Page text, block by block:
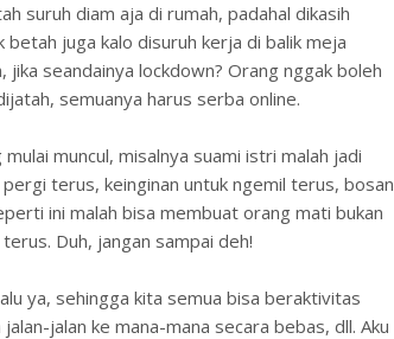
suruh diam aja di rumah, padahal dikasih
juga kalo disuruh kerja di balik meja
jika seandainya lockdown? Orang nggak boleh
semuanya harus serba online.
muncul, misalnya suami istri malah jadi
terus, keinginan untuk ngemil terus, bosan
ini malah bisa membuat orang mati bukan
Duh, jangan sampai deh!
ya, sehingga kita semua bisa beraktivitas
jalan ke mana-mana secara bebas, dll. Aku